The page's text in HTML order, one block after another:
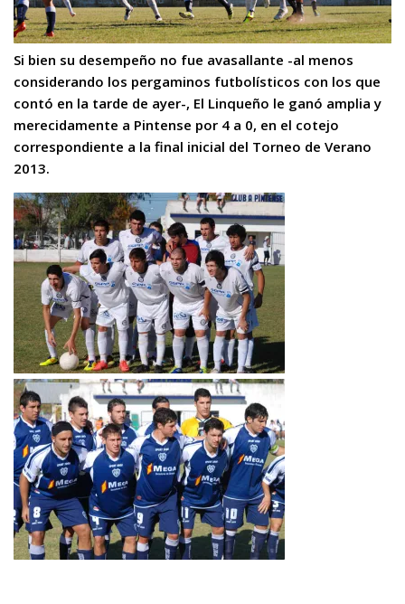
Si bien su desempeño no fue avasallante -al menos
considerando los pergaminos futbolísticos con los que
contó en la tarde de ayer-, El Linqueño le ganó amplia y
merecidamente a Pintense por 4 a 0, en el cotejo
correspondiente a la final inicial del Torneo de Verano
2013.